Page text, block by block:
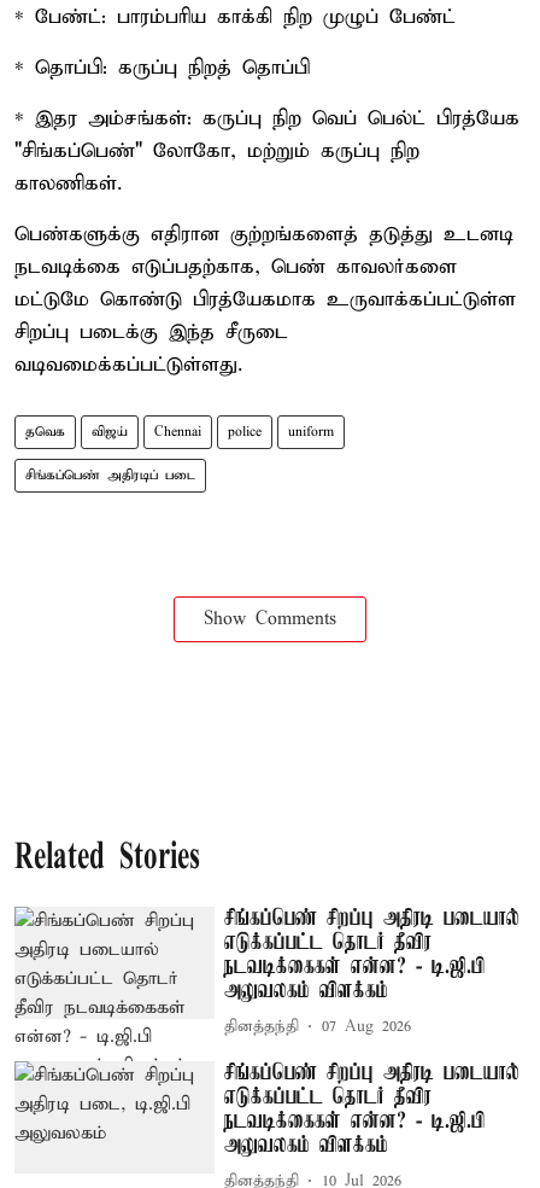
* பேண்ட்: பாரம்பரிய காக்கி நிற முழுப் பேண்ட்
* தொப்பி: கருப்பு நிறத் தொப்பி
* இதர அம்சங்கள்: கருப்பு நிற வெப் பெல்ட் பிரத்யேக
"சிங்கப்பெண்" லோகோ, மற்றும் கருப்பு நிற
காலணிகள்.
பெண்களுக்கு எதிரான குற்றங்களைத் தடுத்து உடனடி
நடவடிக்கை எடுப்பதற்காக, பெண் காவலர்களை
மட்டுமே கொண்டு பிரத்யேகமாக உருவாக்கப்பட்டுள்ள
சிறப்பு படைக்கு இந்த சீருடை
வடிவமைக்கப்பட்டுள்ளது.
தவெக விஜய் Chennai police uniform
சிங்கப்பெண் அதிரடிப் படை
Show Comments
Related Stories
சிங்கப்பெண் சிறப்பு அதிரடி படையால்
எடுக்கப்பட்ட தொடர் தீவிர
நடவடிக்கைகள் என்ன? - டி.ஜி.பி
அலுவலகம் விளக்கம்
தினத்தந்தி 07 Aug 2026
சிங்கப்பெண் சிறப்பு அதிரடி படையால்
எடுக்கப்பட்ட தொடர் தீவிர
நடவடிக்கைகள் என்ன? - டி.ஜி.பி
அலுவலகம் விளக்கம்
தினத்தந்தி 10 Jul 2026